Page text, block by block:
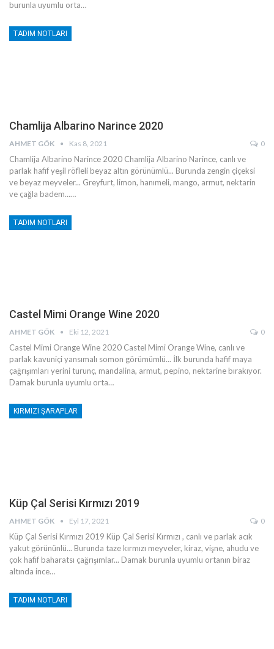
burunla uyumlu orta…
TADIM NOTLARI
Chamlija Albarino Narince 2020
AHMET GÖK Kas 8, 2021 0
Chamlija Albarino Narince 2020 Chamlija Albarino Narince, canlı ve
parlak hafif yeşil röfleli beyaz altın görünümlü... Burunda zengin çiçeksi
ve beyaz meyveler... Greyfurt, limon, hanımeli, mango, armut, nektarin
ve çağla badem...…
TADIM NOTLARI
Castel Mimi Orange Wine 2020
AHMET GÖK Eki 12, 2021 0
Castel Mimi Orange Wine 2020 Castel Mimi Orange Wine, canlı ve
parlak kavuniçi yansımalı somon görümümlü... İlk burunda hafif maya
çağrışımları yerini turunç, mandalina, armut, pepino, nektarine bırakıyor.
Damak burunla uyumlu orta…
KIRMIZI ŞARAPLAR
Küp Çal Serisi Kırmızı 2019
AHMET GÖK Eyl 17, 2021 0
Küp Çal Serisi Kırmızı 2019 Küp Çal Serisi Kırmızı , canlı ve parlak acık
yakut görününlü... Burunda taze kırmızı meyveler, kiraz, vişne, ahudu ve
çok hafif baharatsı çağrışımlar... Damak burunla uyumlu ortanın biraz
altında ince…
TADIM NOTLARI